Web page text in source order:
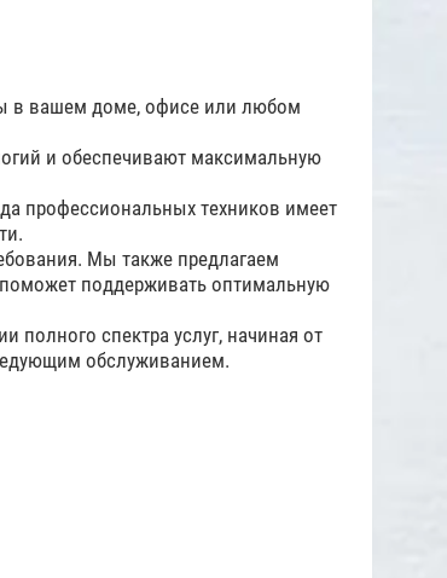
в вашем доме, офисе или любом
и обеспечивают максимальную
профессиональных техников имеет
Мы также предлагаем
поддерживать оптимальную
спектра услуг, начиная от
обслуживанием.